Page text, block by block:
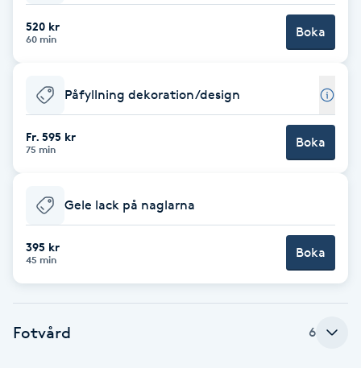
Fotvård
Fransar
Fransborttagning
Fransfärgning
Fransförlängning
Fransförlängning Megavolym
Fransförlängning Volym
520 kr
60 min Boka
Påfyllning dekoration/design
Fr. 595 kr
75 min Boka
Gele lack på naglarna
395 kr
45 min Boka
Fotvård 6